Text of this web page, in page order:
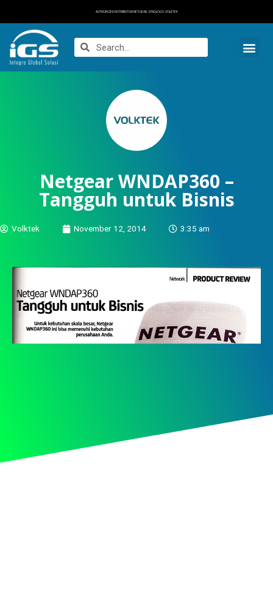
AUTHORIZED DISTRIBUTOR NETGEAR, SYNOLOGY, VOLKTEK
Netgear WNDAP360 –
Tangguh untuk Bisnis
Volktek November 12, 2014 3:35 am